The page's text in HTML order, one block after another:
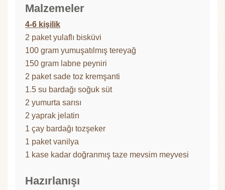
Malzemeler
4-6 kişilik
2 paket yulaflı bisküvi
100 gram yumuşatılmış tereyağ
150 gram labne peyniri
2 paket sade toz kremşanti
1.5 su bardağı soğuk süt
2 yumurta sarısı
2 yaprak jelatin
1 çay bardağı tozşeker
1 paket vanilya
1 kase kadar doğranmış taze mevsim meyvesi
Hazırlanışı